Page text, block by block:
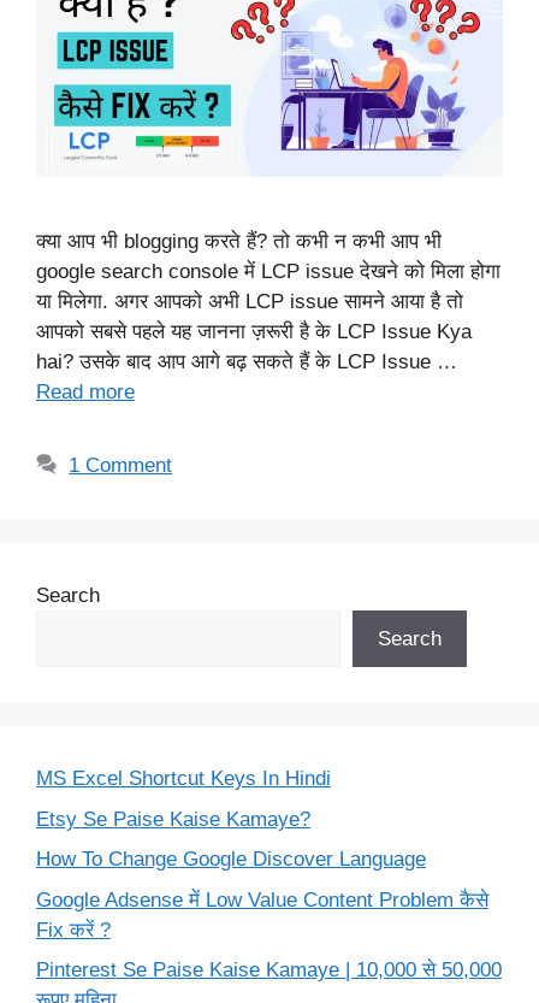
क्या आप भी blogging करते हैं? तो कभी न कभी आप भी
google search console में LCP issue देखने को मिला होगा
या मिलेगा. अगर आपको अभी LCP issue सामने आया है तो
आपको सबसे पहले यह जानना ज़रूरी है के LCP Issue Kya
hai? उसके बाद आप आगे बढ़ सकते हैं के LCP Issue …
Read more
1 Comment
Search
Search
MS Excel Shortcut Keys In Hindi
Etsy Se Paise Kaise Kamaye?
How To Change Google Discover Language
Google Adsense में Low Value Content Problem कैसे
Fix करें ?
Pinterest Se Paise Kaise Kamaye | 10,000 से 50,000